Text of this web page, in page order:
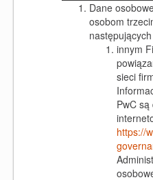
Dane
osobom
innym
sieci
PwC
https://